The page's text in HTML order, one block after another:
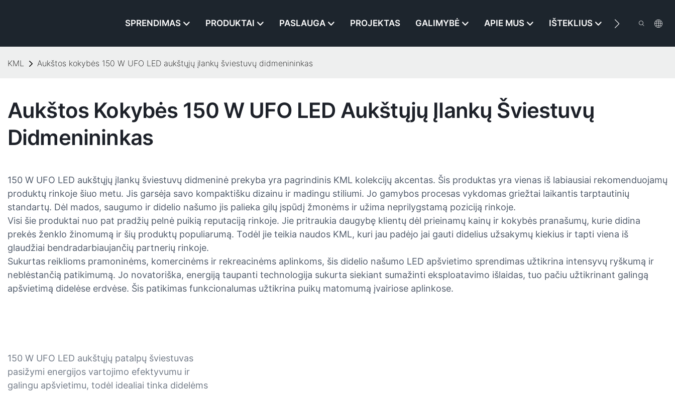
SPRENDIMAS PRODUKTAI PASLAUGA PROJEKTAS GALIMYBĖ APIE MUS IŠTEKLIUS SUSISIEKITE
KML Aukštos kokybės 150 W UFO LED aukštųjų įlankų šviestuvų didmenininkas
Aukštos Kokybės 150 W UFO LED Aukštųjų Įlankų Šviestuvų
Didmenininkas
150 W UFO LED aukštųjų įlankų šviestuvų didmeninė prekyba yra pagrindinis KML kolekcijų akcentas. Šis produktas yra vienas iš labiausiai rekomenduojamų
produktų rinkoje šiuo metu. Jis garsėja savo kompaktišku dizainu ir madingu stiliumi. Jo gamybos procesas vykdomas griežtai laikantis tarptautinių
standartų. Dėl mados, saugumo ir didelio našumo jis palieka gilų įspūdį žmonėms ir užima neprilygstamą poziciją rinkoje.
Visi šie produktai nuo pat pradžių pelnė puikią reputaciją rinkoje. Jie pritraukia daugybę klientų dėl prieinamų kainų ir kokybės pranašumų, kurie didina
prekės ženklo žinomumą ir šių produktų populiarumą. Todėl jie teikia naudos KML, kuri jau padėjo jai gauti didelius užsakymų kiekius ir tapti viena iš
glaudžiai bendradarbiaujančių partnerių rinkoje.
Sukurtas reiklioms pramoninėms, komercinėms ir rekreacinėms aplinkoms, šis didelio našumo LED apšvietimo sprendimas užtikrina intensyvų ryškumą ir
neblėstančią patikimumą. Jo novatoriška, energiją taupanti technologija sukurta siekiant sumažinti eksploatavimo išlaidas, tuo pačiu užtikrinant galingą
apšvietimą didelėse erdvėse. Šis patikimas funkcionalumas užtikrina puikų matomumą įvairiose aplinkose.
150 W UFO LED aukštųjų patalpų šviestuvas
pasižymi energijos vartojimo efektyvumu ir
galingu apšvietimu, todėl idealiai tinka didelėms